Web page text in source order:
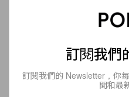
訂閱我們
訂閱我們的 Newsletter，你
聞和最